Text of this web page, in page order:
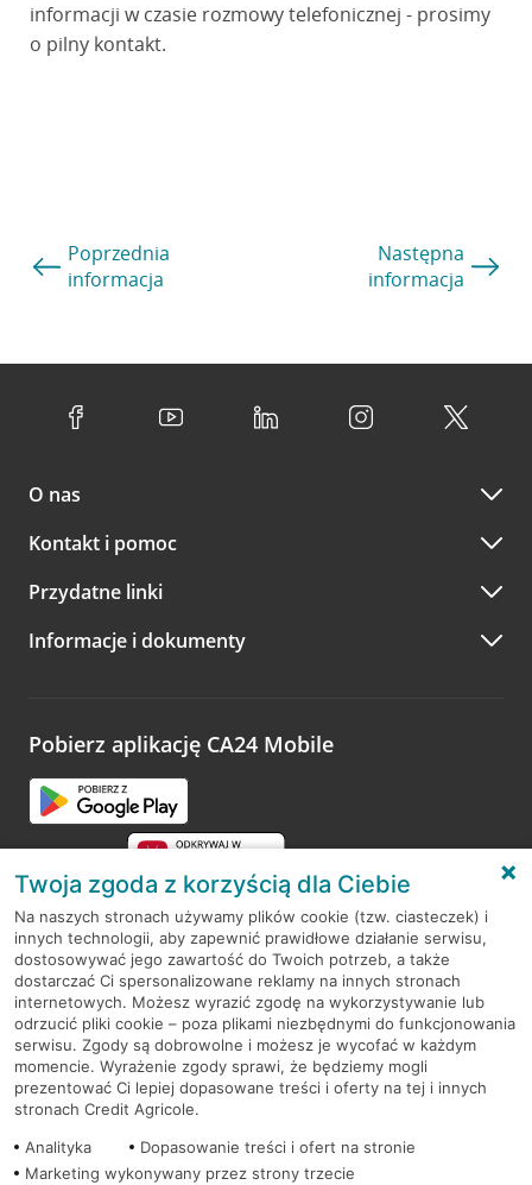
informacji w czasie rozmowy telefonicznej - prosimy
o pilny kontakt.
Poprzednia
informacja
Następna
informacja
O nas
Kontakt i pomoc
Przydatne linki
Informacje i dokumenty
Pobierz aplikację CA24 Mobile
RODO
Regulamin serwisu
Mapa serwisu
PolitykaCookies
Twoja zgoda z korzyścią dla Ciebie
Na naszych stronach używamy plików cookie (tzw. ciasteczek) i
innych technologii, aby zapewnić prawidłowe działanie serwisu,
dostosowywać jego zawartość do Twoich potrzeb, a także
dostarczać Ci spersonalizowane reklamy na innych stronach
internetowych. Możesz wyrazić zgodę na wykorzystywanie lub
odrzucić pliki cookie – poza plikami niezbędnymi do funkcjonowania
serwisu. Zgody są dobrowolne i możesz je wycofać w każdym
momencie. Wyrażenie zgody sprawi, że będziemy mogli
prezentować Ci lepiej dopasowane treści i oferty na tej i innych
stronach Credit Agricole.
Analityka
Dopasowanie treści i ofert na stronie
Marketing wykonywany przez strony trzecie